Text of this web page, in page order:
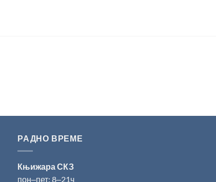
РАДНО ВРЕМЕ
Књижара СКЗ
пон‒пет: 8‒21ч